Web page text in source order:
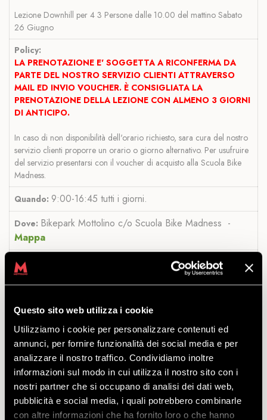
Questo sito web utilizza i cookie
Utilizziamo i cookie per personalizzare contenuti ed
annunci, per fornire funzionalità dei social media e per
analizzare il nostro traffico. Condividiamo inoltre
informazioni sul modo in cui utilizza il nostro sito con i
nostri partner che si occupano di analisi dei dati web,
pubblicità e social media, i quali potrebbero combinarle
con altre informazioni che ha fornito loro o che hanno
Lezione Downhill per 4 3 Persone dalle 10.00 del mattino Sabato
26 Giugno
Policy:
LA PRENOTAZIONE E' SOGGETTA A RICONFERMA DA
PARTE DEL NOSTRO SERVIZIO CLIENTI ATTRAVERSO
MAIL ED INVIO VOUCHER. È CONSIGLIATA LA
PRENOTAZIONE DELLA LEZIONE CON ALMENO 3 GIORNI
DI ANTICIPO.
In caso di non disponibilità dell'orario richiesto, sara cura del nostro
servizio clienti proporre un orario o giorno alternativo. Per usufruire
del servizio presentarsi con il voucher di acquisto alla Scuola Bike
Madness.
Quando: 9:00-16:45 tutti i giorni.
Dove: Bikepark Mottolino c/o Scuola Bike Madness -
Mappa
Indirizzo:
Note:
il fornitore non sarà tenuto ad erogare il servizio in altra data e/o
orario. Il fornitore potrà proporre date/orari alternativi per la
prestazione del servizio qualora cause di forza maggiore ne
impediscano l’erogazione nella giornata scelta dal cliente al
momento dell’acquisto.
Mottolino APPPunti: NO